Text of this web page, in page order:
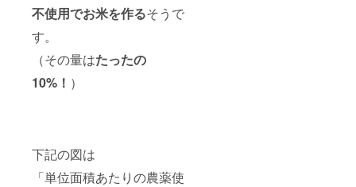
不使用でお米を作るそうで
す。
（その量はたったの
10%！ ）
下記の図は
「単位面積あたりの農薬使